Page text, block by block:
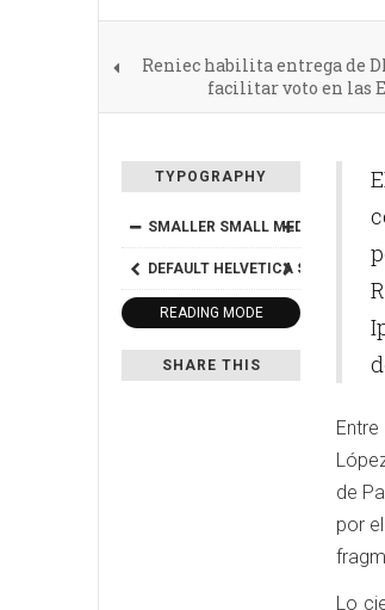
Reniec habilita entrega de
facilitar voto en las
TYPOGRAPHY
SMALLER SMALL MEDIUM
DEFAULT HELVETICA SEGOE
READING MODE
SHARE THIS
de
por
Lo